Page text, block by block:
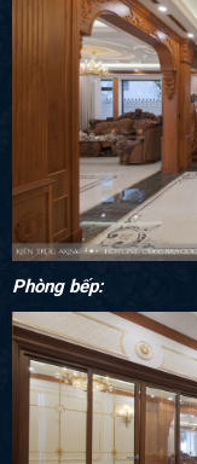
Phòng bếp: